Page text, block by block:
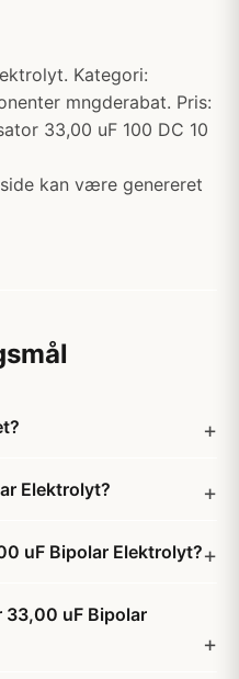
Kategori:
mngderabat. Pris:
33,00 uF 100 DC 10
kan være genereret
Elektrolyt?
uF Bipolar Elektrolyt?
33,00 uF Bipolar